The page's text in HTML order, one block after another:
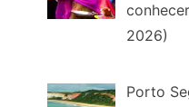
2026)
Porto